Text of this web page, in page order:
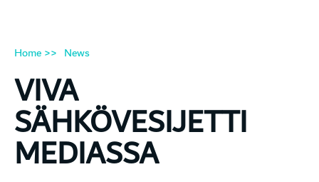
Home >> News
VIVA
SÄHKÖVESIJETTI
MEDIASSA